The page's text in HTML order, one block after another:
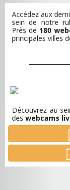
Accédez aux
sein de notre
Près de 180
principales villes
Découvrez au
des webcams